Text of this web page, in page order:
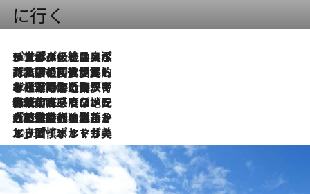
に行く
2026.8.8
リスボンの絶品スイーツ「パステル・デ・ナタ」とは？ポルトガル伝統の奥深い世界へ
2026.7.27
「私の祖国はポルトガル語です」国民的詩人フェルナンド・ペソアと、彼が愛した文学の街を歩く
2026.7.26
ポルトガル近海が育む極上の海の幸。キリリと冷えた白ワインと愉しむ、シーフード専門店の贅沢
2026.7.22
伝統の味をモダンに昇華。高感度な地元客が集う、リスボンの最旬ガストロノミー
2026.7.21
大航海時代の栄華から、震災、独裁、そして革命へ。ポルトガル・首都リスボンの石畳に刻まれた「歴史の光と影」
2026.7.13
エッセイ・ヤマザキマリ「慎ましくも美しき国 ポルトガル」